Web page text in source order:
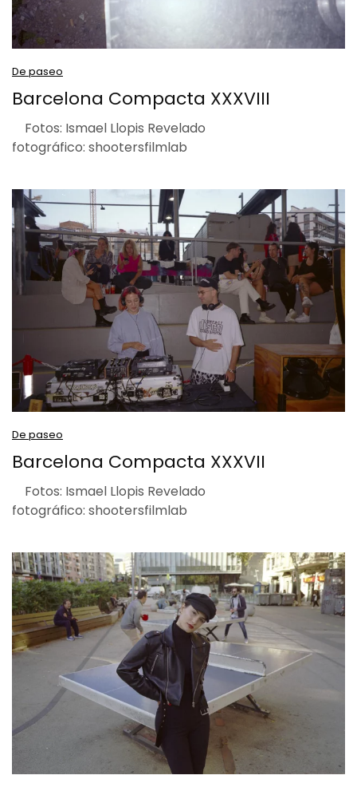
De paseo
Barcelona Compacta XXXVIII
Fotos: Ismael Llopis Revelado
fotográfico: shootersfilmlab
De paseo
Barcelona Compacta XXXVII
Fotos: Ismael Llopis Revelado
fotográfico: shootersfilmlab